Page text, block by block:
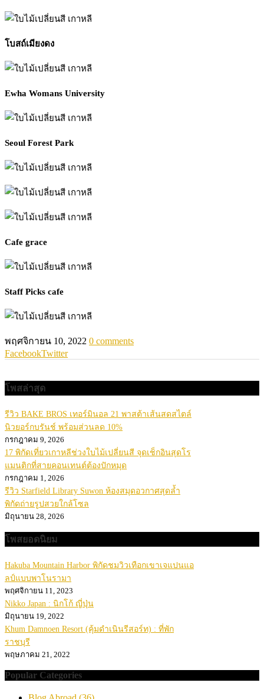
โบสถ์เมียงดง
Ewha Womans University
Seoul Forest Park
Cafe grace
Staff Picks cafe
พฤศจิกายน 10, 2022 0 comments
FacebookTwitter
โพสล่าสุด
รีวิว BAKE BROS เทอร์มินอล 21 พาสต้าเส้นสดสไตล์
นิวยอร์กบรันช์ พร้อมส่วนลด 10%
กรกฎาคม 9, 2026
17 พิกัดเที่ยวเกาหลีช่วงใบไม้เปลี่ยนสี จุดเช็กอินสุดโร
แมนติกที่สายคอนเทนต์ต้องปักหมุด
กรกฎาคม 1, 2026
รีวิว Starfield Library Suwon ห้องสมุดอวกาศสุดล้ำ
พิกัดถ่ายรูปสวยใกล้โซล
มิถุนายน 28, 2026
โพสยอดนิยม
Hakuba Mountain Harbor พิกัดชมวิวเทือกเขาเจแปนแอ
ลป์แบบพาโนรามา
พฤศจิกายน 11, 2023
Nikko Japan : นิกโก้ ญี่ปุ่น
มิถุนายน 19, 2022
Khum Damnoen Resort (คุ้มดำเนินรีสอร์ท) : ที่พัก
ราชบุรี
พฤษภาคม 21, 2022
Popular Categories